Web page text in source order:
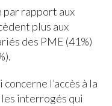
par rapport aux
plus aux
des PME (41%)
l’accès à la
interrogés qui